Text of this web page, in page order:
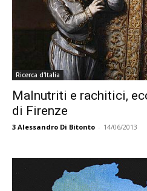
Ricerca d'Italia
Malnutriti e rachitici,
di Firenze
3 Alessandro Di Bitonto - 14/06/2013